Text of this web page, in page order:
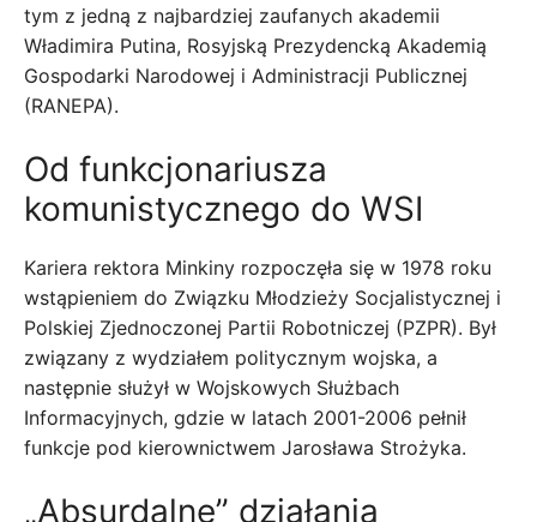
tym z jedną z najbardziej zaufanych akademii
Władimira Putina, Rosyjską Prezydencką Akademią
Gospodarki Narodowej i Administracji Publicznej
(RANEPA).
Od funkcjonariusza
komunistycznego do WSI
Kariera rektora Minkiny rozpoczęła się w 1978 roku
wstąpieniem do Związku Młodzieży Socjalistycznej i
Polskiej Zjednoczonej Partii Robotniczej (PZPR). Był
związany z wydziałem politycznym wojska, a
następnie służył w Wojskowych Służbach
Informacyjnych, gdzie w latach 2001-2006 pełnił
funkcje pod kierownictwem Jarosława Strożyka.
„Absurdalne” działania